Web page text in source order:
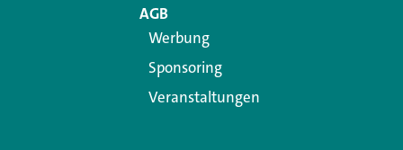
AGB
Werbung
Sponsoring
Veranstaltungen